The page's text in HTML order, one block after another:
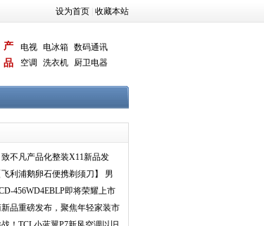
设为首页 收藏本站
产
品
电视 电冰箱 数码通讯
空调
洗衣机
厨卫电器
不凡产品化整装X11新品发
利浦鹅卵石便携剃须刀】 男
456WD4EBLP即将荣耀上市
品重磅发布，聚焦年轻家装市